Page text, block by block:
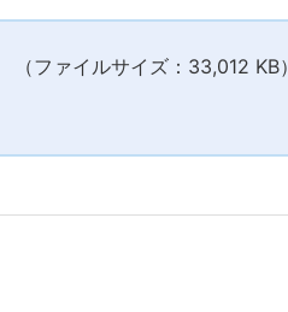
（ファイルサイズ：33,012 KB）